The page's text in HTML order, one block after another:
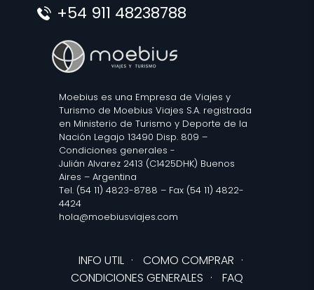
+54 911 48238788
Moebius es una Empresa de Viajes y
Turismo de Moebius Viajes S.A. registrada
en Ministerio de Turismo y Deporte de la
Nación Legajo 13490 Disp. 809 –
Condiciones generales -
Julián Alvarez 2413 (C1425DHK) Buenos
Aires – Argentina
Tel. (54 11) 4823-8788 – Fax (54 11) 4822-
4424
hola@moebiusviajes.com
INFO UTIL · COMO COMPRAR ·
CONDICIONES GENERALES · FAQ